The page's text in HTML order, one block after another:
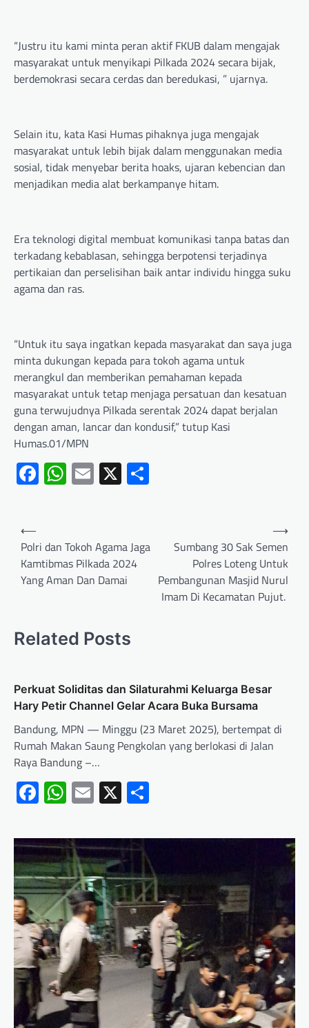
“Justru itu kami minta peran aktif FKUB dalam mengajak
masyarakat untuk menyikapi Pilkada 2024 secara bijak,
berdemokrasi secara cerdas dan beredukasi, ” ujarnya.
Selain itu, kata Kasi Humas pihaknya juga mengajak
masyarakat untuk lebih bijak dalam menggunakan media
sosial, tidak menyebar berita hoaks, ujaran kebencian dan
menjadikan media alat berkampanye hitam.
Era teknologi digital membuat komunikasi tanpa batas dan
terkadang kebablasan, sehingga berpotensi terjadinya
pertikaian dan perselisihan baik antar individu hingga suku
agama dan ras.
“Untuk itu saya ingatkan kepada masyarakat dan saya juga
minta dukungan kepada para tokoh agama untuk
merangkul dan memberikan pemahaman kepada
masyarakat untuk tetap menjaga persatuan dan kesatuan
guna terwujudnya Pilkada serentak 2024 dapat berjalan
dengan aman, lancar dan kondusif,” tutup Kasi
Humas.01/MPN
Facebook
WhatsApp
Email
X
⟵
Polri dan Tokoh Agama Jaga
Kamtibmas Pilkada 2024
Yang Aman Dan Damai
Sumbang 30 Sak Semen
Polres Loteng Untuk
Pembangunan Masjid Nurul
Imam Di Kecamatan Pujut.
⟶
Related Posts
Perkuat Soliditas dan Silaturahmi Keluarga Besar
Hary Petir Channel Gelar Acara Buka Bursama
Bandung, MPN — Minggu (23 Maret 2025), bertempat di
Rumah Makan Saung Pengkolan yang berlokasi di Jalan
Raya Bandung –…
Facebook
WhatsApp
Email
X